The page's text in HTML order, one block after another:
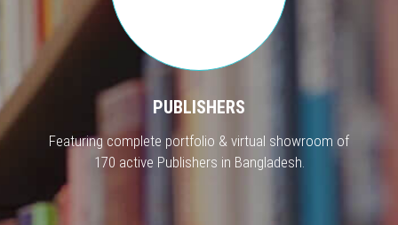
PUBLISHERS
Featuring complete portfolio & virtual showroom of
170 active Publishers in Bangladesh.